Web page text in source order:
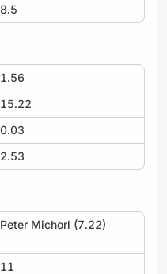
8.5
1.56
15.22
0.03
2.53
Peter Michorl (7.22)
11